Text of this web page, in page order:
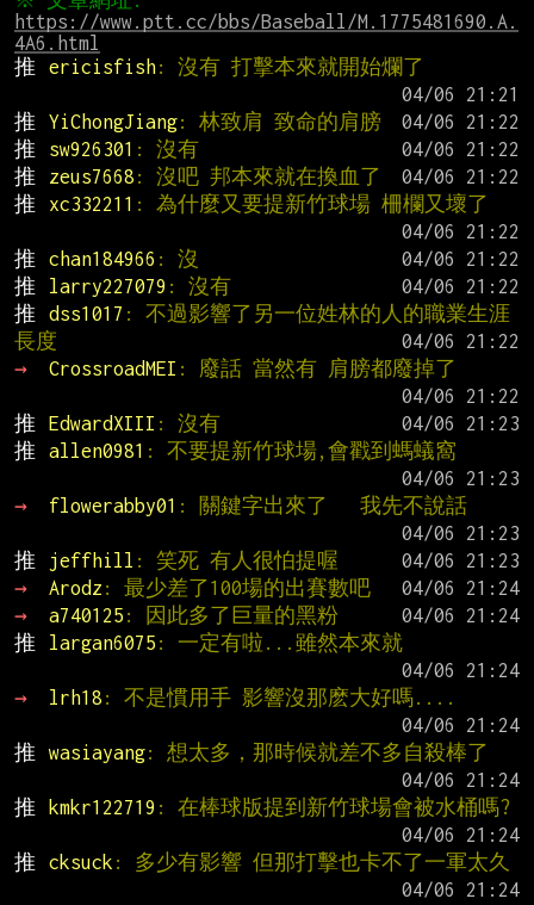
https://www.ptt.cc/bbs/Baseball/M.1775481690.A.
4A6.html
推
ericisfish: 沒有 打擊本來就開始爛了
推
YiChongJiang: 林致肩 致命的肩膀
推
sw926301 : 沒有
推
zeus7668 : 沒吧 邦本來就在換血了
推
xc332211 : 為什麼又要提新竹球場 柵欄又壞了
推
chan184966 : 沒
推
larry227079 : 沒有
推
dss1017 : 不過影響了另一位姓林的人的職業生涯
長度
→
CrossroadMEI : 廢話 當然有 肩膀都廢掉了
推
EdwardXIII : 沒有
推
allen0981 : 不要提新竹球場,會戳到螞蟻窩
→
flowerabby01 : 關鍵字出來了   我先不說話
推
jeffhill : 笑死 有人很怕提喔
→
Arodz : 最少差了100場的出賽數吧
→
a740125 : 因此多了巨量的黑粉
推
largan6075 : 一定有啦...雖然本來就
→
lrh18 : 不是慣用手 影響沒那麽大好嗎....
推
wasiayang: 想太多，那時候就差不多自殺棒了
推
kmkr122719 : 在棒球版提到新竹球場會被水桶嗎?
推
cksuck : 多少有影響 但那打擊也卡不了一軍太久